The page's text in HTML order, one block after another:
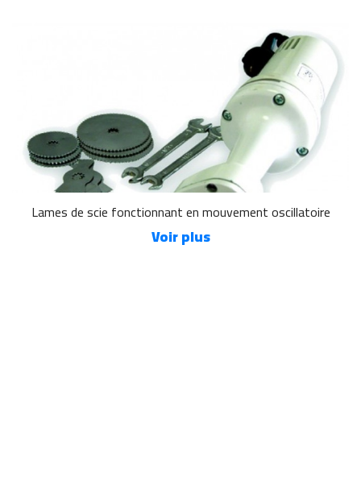
Lames de scie fonctionnant en mouvement oscillatoire
Voir plus